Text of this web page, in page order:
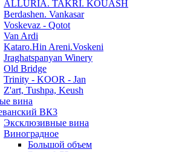
ALLURIA. TAKRI. KOUASH
Berdashen. Vankasar
Voskevaz - Qotot
Van Ardi
Kataro.Hin Areni.Voskeni
Jraghatspanyan Winery
Old Bridge
Trinity - KOOR - Jan
Z'art, Tushpa, Keush
вина
ВК3
Эксклюзивные вина
Виноградное
Большой объем